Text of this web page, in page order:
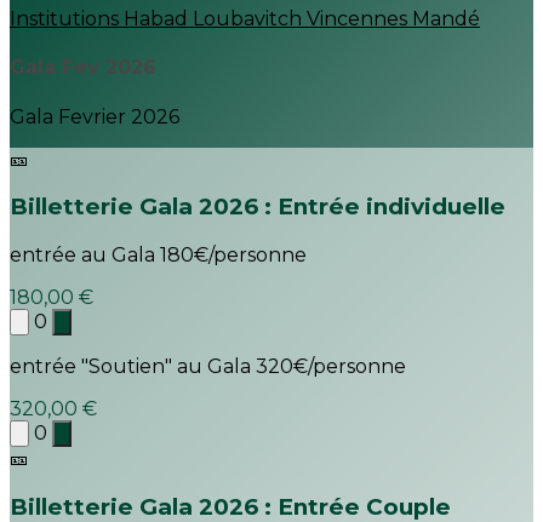
Institutions Habad Loubavitch Vincennes Mandé
Gala Fev 2026
Gala Fevrier 2026
🎫
Billetterie Gala 2026 : Entrée individuelle
entrée au Gala 180€/personne
180,00 €
0
entrée "Soutien" au Gala 320€/personne
320,00 €
0
🎫
Billetterie Gala 2026 : Entrée Couple